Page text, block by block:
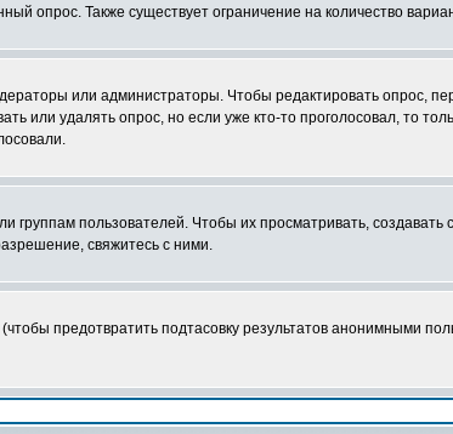
опрос. Также существует ограничение на количество
или администраторы. Чтобы редактировать опрос,
или удалять опрос, но если уже кто-то проголосовал, то
пользователей. Чтобы их просматривать,
свяжитесь с ними.
предотвратить подтасовку результатов анонимными